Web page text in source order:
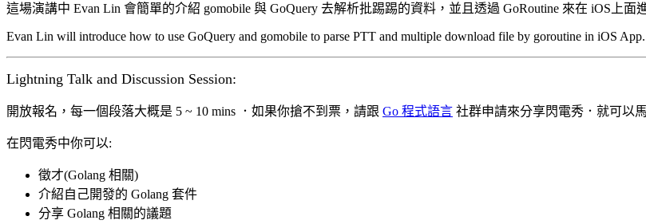
這場演講中 Evan Lin 會簡單的介紹 gomobile 與 GoQuery 去解析批踢踢的資料，並且透過 GoRoutine 來在 iOS上面
Evan Lin will introduce how to use GoQuery and gomobile to parse PTT and multiple download file by goroutine in iOS App.
Lightning Talk and Discussion Session:
開放報名，每一個段落大概是 5 ~ 10 mins ．如果你搶不到票，請跟 Go 程式語言 社群申請來分享閃電秀．就可以
在閃電秀中你可以:
徵才(Golang 相關)
介紹自己開發的 Golang 套件
分享 Golang 相關的議題